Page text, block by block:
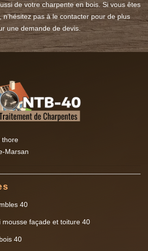
de votre charpente en bois. Si vous êtes
n’hésitez pas à le contacter pour de plus
une demande de devis.
thore
Marsan
40
mousse façade et toiture 40
40